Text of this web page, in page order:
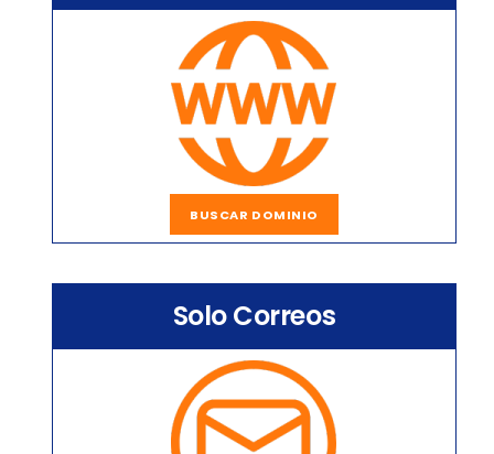
BUSCAR DOMINIO
Solo Correos